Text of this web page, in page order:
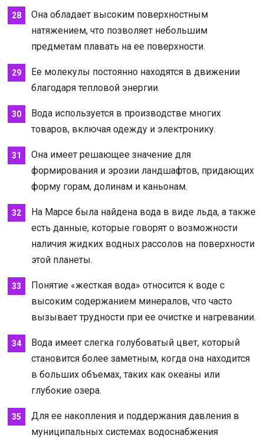
Она обладает высоким поверхностным
натяжением, что позволяет небольшим
предметам плавать на ее поверхности.
Ее молекулы постоянно находятся в движении
благодаря тепловой энергии.
Вода используется в производстве многих
товаров, включая одежду и электронику.
Она имеет решающее значение для
формирования и эрозии ландшафтов, придающих
форму горам, долинам и каньонам.
На Марсе была найдена вода в виде льда, а также
есть данные, которые говорят о возможности
наличия жидких водных рассолов на поверхности
этой планеты.
Понятие «жесткая вода» относится к воде с
высоким содержанием минералов, что часто
вызывает трудности при ее очистке и нагревании.
Вода имеет слегка голубоватый цвет, который
становится более заметным, когда она находится
в больших объемах, таких как океаны или
глубокие озера.
Для ее накопления и поддержания давления в
муниципальных системах водоснабжения